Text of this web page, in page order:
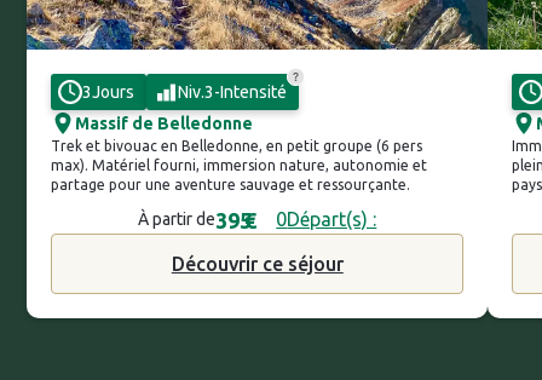
3Jours Niv.3-Intensité
Massif de Belledonne
Trek et bivouac en Belledonne, en petit groupe (6 pers
max). Matériel fourni, immersion nature, autonomie et
partage pour une aventure sauvage et ressourçante.
À partir de395€ 0Départ(s) :
Découvrir ce séjour